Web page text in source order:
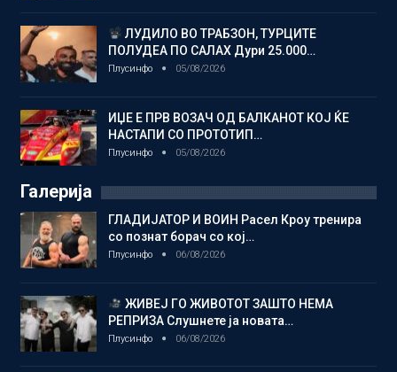
ЛУДИЛО ВО ТРАБЗОН, ТУРЦИТЕ
ПОЛУДЕА ПО САЛАХ Дури 25.000…
Плусинфо 05/08/2026
ИЏЕ Е ПРВ ВОЗАЧ ОД БАЛКАНОТ КОЈ ЌЕ
НАСТАПИ СО ПРОТОТИП…
Плусинфо 05/08/2026
Галерија
ГЛАДИЈАТОР И ВОИН Расел Кроу тренира
со познат борач со кој…
Плусинфо 06/08/2026
ЖИВЕЈ ГО ЖИВОТОТ ЗАШТО НЕМА
РЕПРИЗА Слушнете ја новата…
Плусинфо 06/08/2026